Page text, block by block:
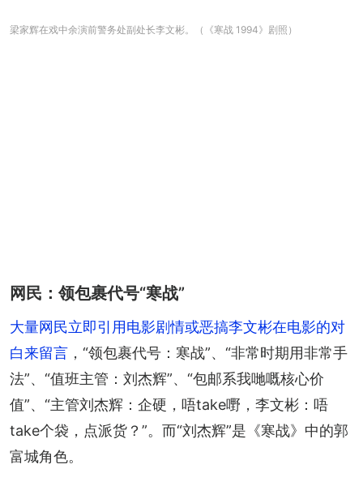
梁家辉在戏中余演前警务处副处长李文彬。（《寒战 1994》剧照）
网民：领包裹代号“寒战”
大量网民立即引用电影剧情或恶搞李文彬在电影的对
白来留言 ，“领包裹代号：寒战”、“非常时期用非常手
法”、“值班主管：刘杰辉”、“包邮系我哋嘅核心价
值”、“主管刘杰辉：企硬，唔take嘢，李文彬：唔
take个袋，点派货？”。而“刘杰辉”是《寒战》中的郭
富城角色。